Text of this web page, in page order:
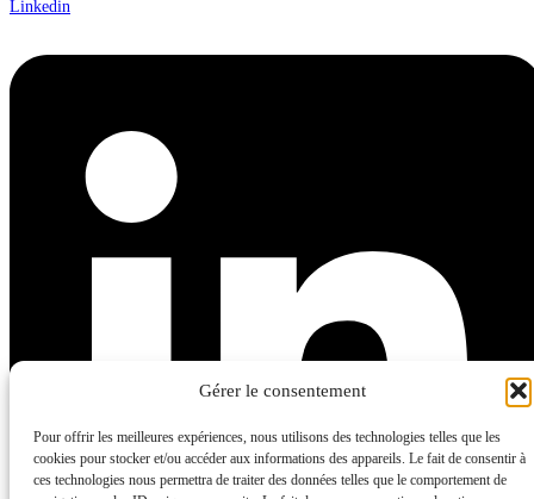
Gérer le consentement
Pour offrir les meilleures expériences, nous utilisons des technologies telles que les
cookies pour stocker et/ou accéder aux informations des appareils. Le fait de consentir à
ces technologies nous permettra de traiter des données telles que le comportement de
Linkedin